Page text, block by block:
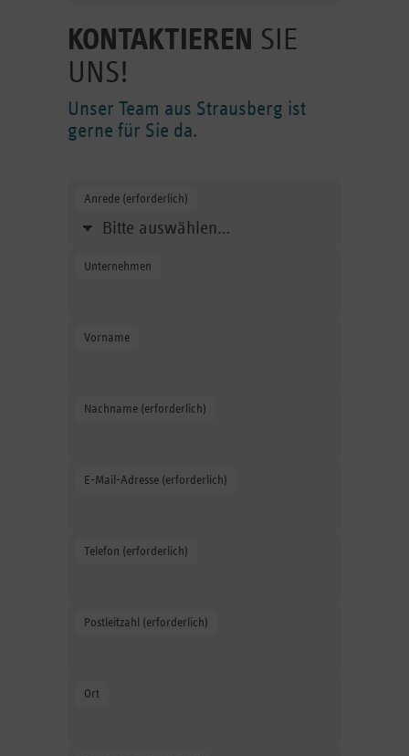
KONTAKTIEREN SIE
UNS!
Unser Team aus Strausberg ist
gerne für Sie da.
Anrede (erforderlich)
Unternehmen
Vorname
Nachname (erforderlich)
E-Mail-Adresse (erforderlich)
Telefon (erforderlich)
Postleitzahl (erforderlich)
Ort